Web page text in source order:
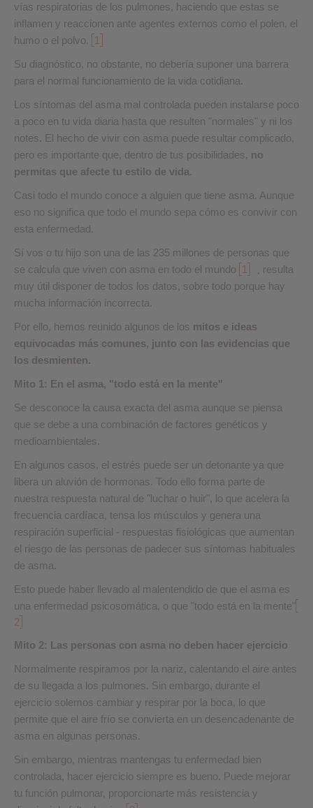
vías respiratorias de los pulmones, haciendo que estas se
inflamen y reaccionen ante agentes externos como el polen, el
humo o el polvo.
1
Su diagnóstico, no obstante, no debería suponer una barrera
para el normal funcionamiento de la vida cotidiana.
Los síntomas del asma mal controlada pueden instalarse poco
a poco en tu vida diaria hasta que resulten "normales" y ni los
notes. El hecho de vivir con asma puede resultar complicado,
pero es importante que, dentro de tus posibilidades, no
permitas que afecte tu estilo de vida.
Casi todo el mundo conoce a alguien que tiene asma. Aunque
eso no significa que todo el mundo sepa cómo es convivir con
esta enfermedad.
Sí vos o tu hijo son una de las 235 millones de personas que
se calcula que viven con asma en todo el mundo
1
resulta
muy útil disponer de todos los datos, sobre todo porque hay
mucha información incorrecta.
Por ello, hemos reunido algunos de los mitos e ideas
equivocadas más comunes, junto con las evidencias que
los desmienten.
Mito 1: En el asma, "todo está en la mente"
Se desconoce la causa exacta del asma aunque se piensa
que se debe a una combinación de factores genéticos y
medioambientales.
En algunos casos, el estrés puede ser un detonante ya que
libera un aluvión de hormonas. Todo ello forma parte de
nuestra respuesta natural de "luchar o huir", lo que acelera la
frecuencia cardíaca, tensa los músculos y genera una
respiración superficial - respuestas fisiológicas que aumentan
el riesgo de las personas de padecer sus síntomas habituales
de asma.
Esto puede haber llevado al malentendido de que el asma es
una enfermedad psicosomática, o que "todo está en la mente"
2
Mito 2: Las personas con asma no deben hacer ejercicio
Normalmente respiramos por la nariz, calentando el aire antes
de su llegada a los pulmones. Sin embargo, durante el
ejercicio solemos cambiar y respirar por la boca, lo que
permite que el aire frío se convierta en un desencadenante de
asma en algunas personas.
Sin embargo, mientras mantengas tu enfermedad bien
controlada, hacer ejercicio siempre es bueno. Puede mejorar
tu función pulmonar, proporcionarte más resistencia y